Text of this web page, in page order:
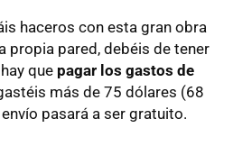
haceros con esta gran obra
propia pared, debéis de tener
que pagar los gastos de
más de 75 dólares (68
pasará a ser gratuito.